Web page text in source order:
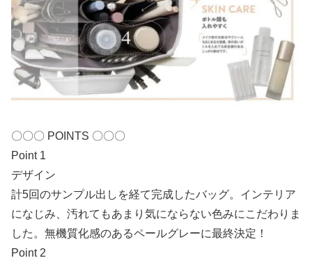
〇〇〇 POINTS 〇〇〇
Point 1
デザイン
計5回のサンプル出しを経て完成したバッグ。インテリア
になじみ、汚れてもあまり気にならない色みにこだわりま
した。無機質化感のあるペールグレーに最終決定！
Point 2